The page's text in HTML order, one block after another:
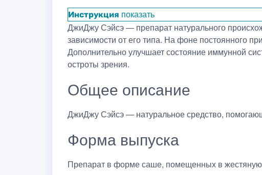
Инструкция показать
ДжиДжу Сэйсэ — препарат натурального
зависимости от его типа. На фоне постоянного
Дополнительно улучшает состояние иммунной
остроты зрения.
Общее описание
ДжиДжу Сэйсэ — натуральное средство,
Форма выпуска
Препарат в форме саше, помещенных в жестяную